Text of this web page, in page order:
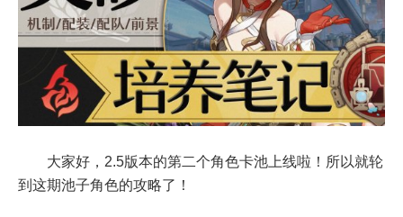
大家好，2.5版本的第二个角色卡池上线啦！所以就轮
到这期池子角色的攻略了！